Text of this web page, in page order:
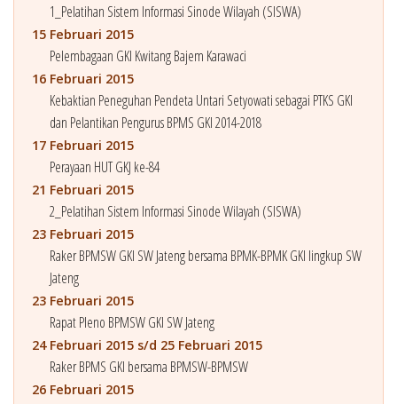
1_Pelatihan Sistem Informasi Sinode Wilayah (SISWA)
15 Februari 2015
Pelembagaan GKI Kwitang Bajem Karawaci
16 Februari 2015
Kebaktian Peneguhan Pendeta Untari Setyowati sebagai PTKS GKI
dan Pelantikan Pengurus BPMS GKI 2014-2018
17 Februari 2015
Perayaan HUT GKJ ke-84
21 Februari 2015
2_Pelatihan Sistem Informasi Sinode Wilayah (SISWA)
23 Februari 2015
Raker BPMSW GKI SW Jateng bersama BPMK-BPMK GKI lingkup SW
Jateng
23 Februari 2015
Rapat Pleno BPMSW GKI SW Jateng
24 Februari 2015 s/d 25 Februari 2015
Raker BPMS GKI bersama BPMSW-BPMSW
26 Februari 2015